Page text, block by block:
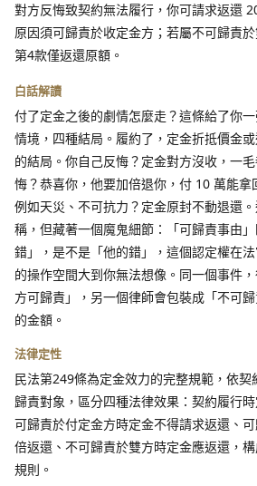
對方反悔致契約無法履行，你可請求返還
原因須可歸責於收定金方；若屬不可歸責
第4款僅返還原額。
白話解讀
付了定金之後的劇情怎麼走？這條給了你
情境，四種結局。履約了，定金折抵價金
的結局。你自己反悔？定金對方沒收，一
悔？恭喜你，他要加倍退你，付 10 萬能拿
例如天災、不可抗力？定金原封不動退還
稱，但藏著一個魔鬼細節：「可歸責事由
錯」，是不是「他的錯」，這個認定權在
的操作空間大到你無法想像。同一個事件
方可歸責」，另一個律師會包裝成「不可
的金額。
法律定性
民法第249條為定金效力的完整規範，依契
歸責對象，區分四種法律效果：契約履行
可歸責於付定金方時定金不得請求返還、
倍返還、不可歸責於雙方時定金應返還，
規則。